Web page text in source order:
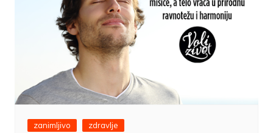
zanimljivo zdravlje